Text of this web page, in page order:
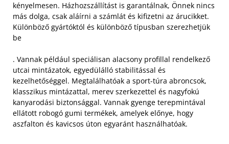
kényelmesen. Házhozszállítást is garantálnak, Önnek nincs
más dolga, csak aláírni a számlát és kifizetni az árucikket.
Különböző gyártóktól és különböző típusban szerezhetjük
be
. Vannak például speciálisan alacsony profillal rendelkező
utcai mintázatok, egyedülálló stabilitással és
kezelhetőséggel. Megtalálhatóak a sport-túra abroncsok,
klasszikus mintázattal, merev szerkezettel és nagyfokú
kanyarodási biztonsággal. Vannak gyenge terepmintával
ellátott robogó gumi termékek, amelyek előnye, hogy
aszfalton és kavicsos úton egyaránt használhatóak.